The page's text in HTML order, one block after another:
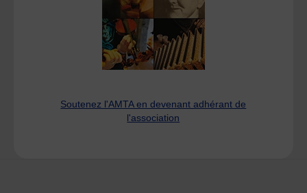
Soutenez l'AMTA en devenant adhérant de
l'association